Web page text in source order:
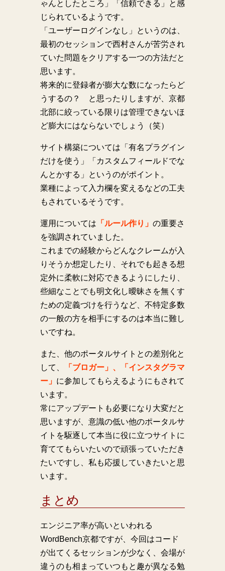
ゃんとしたところ」「信頼できる」と感
じられているようです。
「ユーザーログインなし」というのは、
最初のセッションで西村さんが苦労され
ていた問題をクリアする一つの方法だと
思います。
将来的に登録者が膨大な数になったらど
うするの？ と思ったりしますが、京都
北部に絞っている限りは管理できないほ
ど膨大にはならないでしょう（笑）
サイト構築については「有名プラグイン
だけを使う」「カスタムフィールドでな
んとかする」というのがポイント。
業種によって入力欄を変えるなどの工夫
もされているそうです。
運用については 「ルール作り」 の重要さ
を強調されていました。
これまでの経験からどんなクレームが入
りそうか想定したり、それでも起きる想
定外に柔軟に対応できるようにしたり、
些細なことでも明文化し曖昧さを無くす
ための定義づけを行うなど、不特定多数
の一般の方を相手にするのは本当に難し
いですね。
また、他のポータルサイトとの差別化と
して、
「ブロガー」、「インスタグラマ
ー」 に参加してもらえるようにもされて
います。
常にアップデートも必要になり大変だと
思いますが、意識の低い他のポータルサ
イトを駆逐して本当に役に立つサイトに
育ててもらいたいので頑張っていただき
たいですし、私も応援していきたいと思
います。
まとめ
エンジニア率が高いといわれる
WordBench京都ですが、今回はコード
が出てくるセッションが少なく、会場が
違うのも相まっていつもと趣が異なる勉